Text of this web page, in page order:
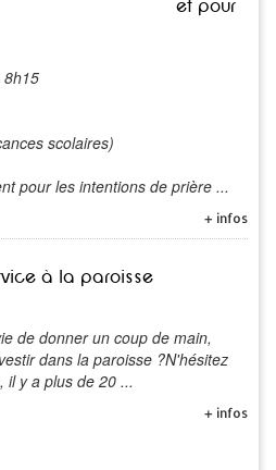
et pour
8h15
scolaires)
pour les intentions de prière ...
+ infos
à la paroisse
de donner un coup de main,
dans la paroisse ?N'hésitez
il y a plus de 20 ...
+ infos